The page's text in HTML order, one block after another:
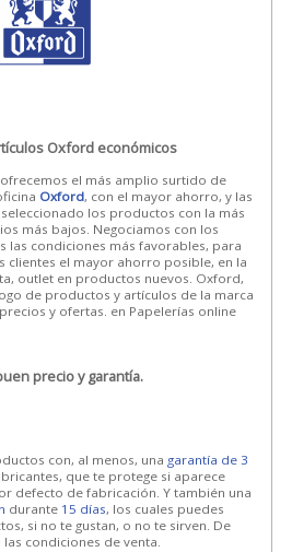
Oxford económicos
el más amplio surtido de
Oxford, con el mayor ahorro, y las
los productos con la más
más bajos. Negociamos con los
las condiciones más favorables, para
clientes el mayor ahorro posible, en la
outlet en productos nuevos. Oxford,
de productos y artículos de la marca
y ofertas. en Papelerías online
precio y garantía.
con, al menos, una garantía de 3
que te protege si aparece
defecto de fabricación. Y también una
durante 15 días, los cuales puedes
si no te gustan, o no te sirven. De
condiciones de venta.